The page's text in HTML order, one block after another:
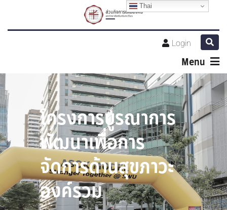
Login
Menu
โครงการบูรณาการ
พัฒนาเพื่อการ
จัดการด้านสุขภาวะ
องค์รวม
Thai